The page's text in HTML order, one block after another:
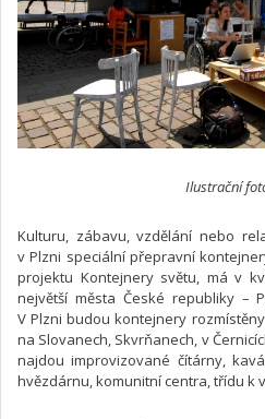
Ilustrační
Kulturu, zábavu, vzdělání nebo
v Plzni speciální přepravní
projektu Kontejnery světu, má v
největší města České republiky –
V Plzni budou kontejnery
na Slovanech, Skvrňanech, v
najdou improvizované čítárny,
hvězdárnu, komunitní centra, třídu k